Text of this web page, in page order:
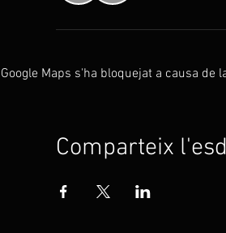
Google Maps s'ha bloquejat a causa
Comparteix